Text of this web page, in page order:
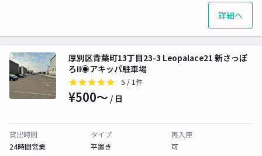
詳細へ
厚別区青葉町13丁目23-3 Leopalace21 新さっぽ
ろII◉アキッパ駐車場
5 / 1件
¥500〜 / 日
貸出時間
24時間営業
タイプ
平置き
再入庫
可